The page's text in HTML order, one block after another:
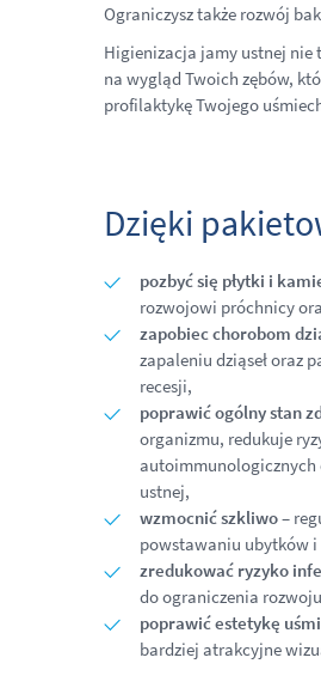
Ograniczysz także rozwój
Higienizacja jamy ustnej nie
na wygląd Twoich zębów,
profilaktykę Twojego
Dzięki
pozbyć się płytki i
rozwojowi próchnicy
zapobiec chorobom
zapaleniu dziąseł oraz
recesji,
poprawić ogólny stan
organizmu, redukuje
autoimmunologicznych
ustnej,
wzmocnić szkliwo–
powstawaniu ubytków
zredukować ryzyko
do ograniczenia
poprawić estetykę
bardziej atrakcyjne